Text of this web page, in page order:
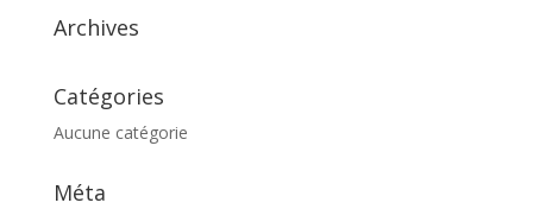
Archives
Catégories
Aucune catégorie
Méta